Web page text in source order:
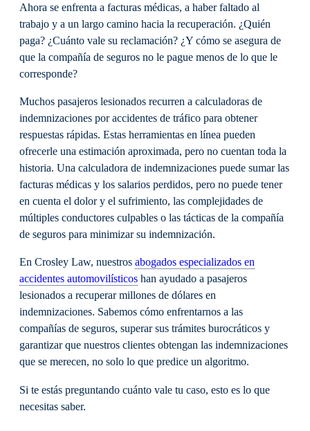
Ahora se enfrenta a facturas médicas, a haber faltado al
trabajo y a un largo camino hacia la recuperación. ¿Quién
paga? ¿Cuánto vale su reclamación? ¿Y cómo se asegura de
que la compañía de seguros no le pague menos de lo que le
corresponde?
Muchos pasajeros lesionados recurren a calculadoras de
indemnizaciones por accidentes de tráfico para obtener
respuestas rápidas. Estas herramientas en línea pueden
ofrecerle una estimación aproximada, pero no cuentan toda la
historia. Una calculadora de indemnizaciones puede sumar las
facturas médicas y los salarios perdidos, pero no puede tener
en cuenta el dolor y el sufrimiento, las complejidades de
múltiples conductores culpables o las tácticas de la compañía
de seguros para minimizar su indemnización.
En Crosley Law, nuestros abogados especializados en
accidentes automovilísticos han ayudado a pasajeros
lesionados a recuperar millones de dólares en
indemnizaciones. Sabemos cómo enfrentarnos a las
compañías de seguros, superar sus trámites burocráticos y
garantizar que nuestros clientes obtengan las indemnizaciones
que se merecen, no solo lo que predice un algoritmo.
Si te estás preguntando cuánto vale tu caso, esto es lo que
necesitas saber.